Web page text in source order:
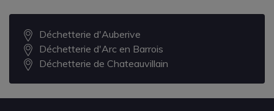
Déchetterie d'Auberive
Déchetterie d'Arc en Barrois
Déchetterie de Chateauvillain